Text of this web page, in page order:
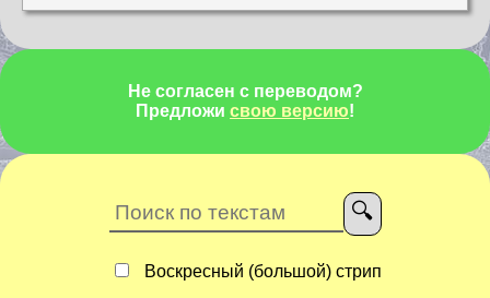
Не согласен с переводом?
Предложи свою версию!
Воскресный (большой) стрип